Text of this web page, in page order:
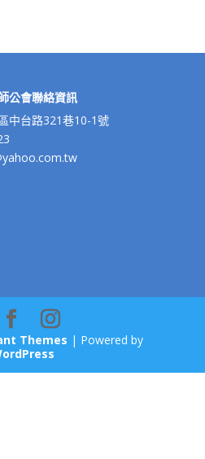
公會聯絡資訊
中台路321巷10-1號
Themes | Powered by